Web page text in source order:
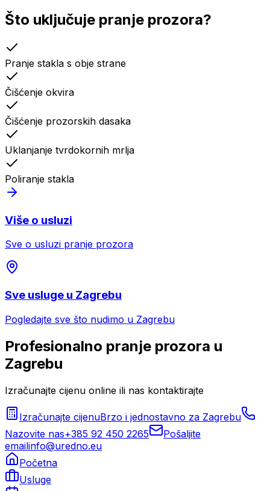
Što uključuje pranje prozora?
Pranje stakla s obje strane
Čišćenje okvira
Čišćenje prozorskih dasaka
Uklanjanje tvrdokornih mrlja
Poliranje stakla
Više o usluzi
Sve o usluzi pranje prozora
Sve usluge u Zagrebu
Pogledajte sve što nudimo u Zagrebu
Profesionalno pranje prozora u
Zagrebu
Izračunajte cijenu online ili nas kontaktirajte
Izračunajte cijenuBrzo i jednostavno za Zagrebu
Nazovite nas+385 92 450 2265
Pošaljite
emailinfo@uredno.eu
Početna
Usluge